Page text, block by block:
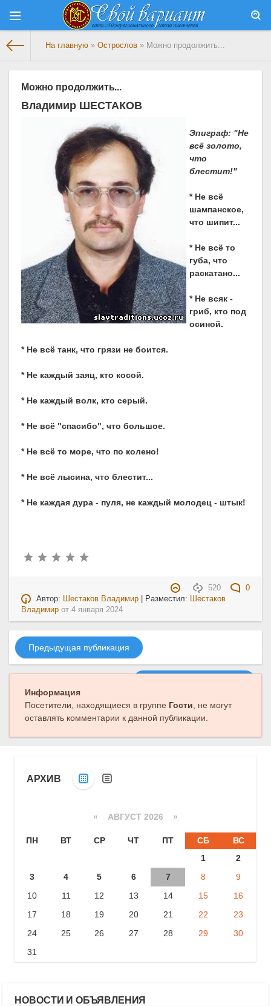
На главную » Острослов » Можно продолжить...
Можно продолжить...
Владимир ШЕСТАКОВ
Эпиграф: "Не
всё золото,
что
блестит!"
* Не всё
шампанское,
что шипит...
* Не всё то
губа, что
раскатано...
* Не всяк -
гриб, кто под
осиной.
* Не всё танк, что грязи не боится.
* Не каждый заяц, кто косой.
* Не каждый волк, кто серый.
* Не всё "спасибо", что большое.
* Не всё то море, что по колено!
* Не всё лысина, что блестит...
* Не каждая дура - пуля, не каждый молодец - штык!
520
0
Автор: Шестаков Владимир | Разместил: Шестаков
Владимир от 4 января 2024
Предыдущая публикация
Информация
Посетители, находящиеся в группе Гости, не могут
оставлять комментарии к данной публикации.
АРХИВ
« АВГУСТ 2026 »
ПН ВТ СР ЧТ ПТ СБ
ВС
1
2
3
4 5 6 7 8
9
10
11 12 13 14 15
16
17
18 19 20 21 22
23
24
25 26 27 28 29
30
31
НОВОСТИ И ОБЪЯВЛЕНИЯ